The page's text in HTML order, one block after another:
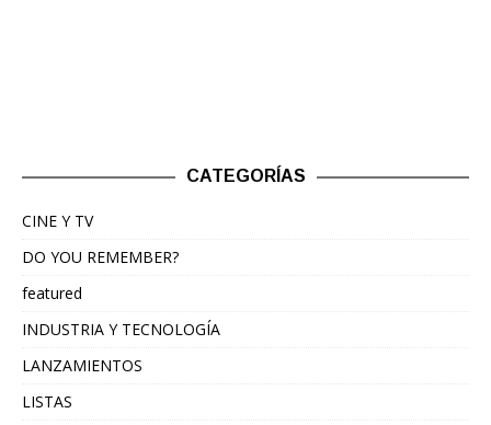
CATEGORÍAS
CINE Y TV
DO YOU REMEMBER?
featured
INDUSTRIA Y TECNOLOGÍA
LANZAMIENTOS
LISTAS